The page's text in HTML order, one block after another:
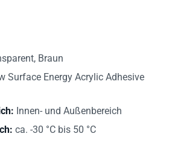
Braun
Surface Energy Acrylic Adhesive
Innen- und Außenbereich
ca. -30 °C bis 50 °C